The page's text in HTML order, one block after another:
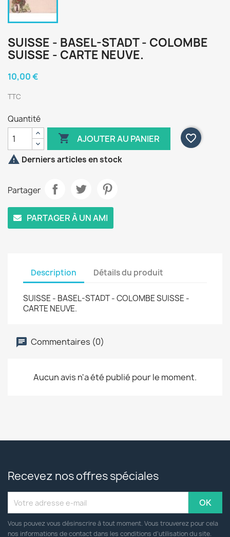
SUISSE - BASEL-STADT - COLOMBE
SUISSE - CARTE NEUVE.
10,00 €
TTC
Quantité
 AJOUTER AU PANIER
favorite_border
 Derniers articles en stock
Partager
PARTAGER À UN AMI
Description Détails du produit
SUISSE - BASEL-STADT - COLOMBE SUISSE -
CARTE NEUVE.
Commentaires (0)
Aucun avis n'a été publié pour le moment.
Recevez nos offres spéciales
Vous pouvez vous désinscrire à tout moment. Vous trouverez pour cela
nos informations de contact dans les conditions d'utilisation du site.